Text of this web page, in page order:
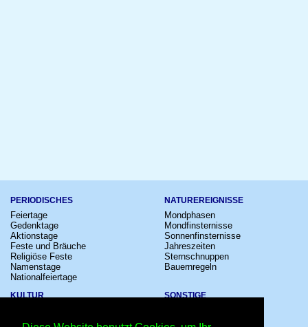
PERIODISCHES
Feiertage
Gedenktage
Aktionstage
Feste und Bräuche
Religiöse Feste
Namenstage
Nationalfeiertage
NATUREREIGNISSE
Mondphasen
Mondfinsternisse
Sonnenfinsternisse
Jahreszeiten
Sternschnuppen
Bauernregeln
KULTUR
Kinostarts
SONSTIGE
Sternzeichen